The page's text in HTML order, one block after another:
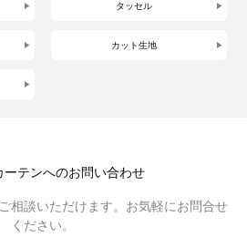
タッセル
カット生地
ーテンへのお問い合わせ
相談いただけます。お気軽にお問合せ
ください。